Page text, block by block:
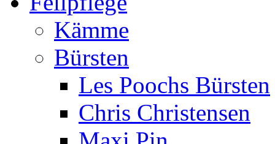
Kämme
Bürsten
Les Poochs Bürsten
Chris Christensen